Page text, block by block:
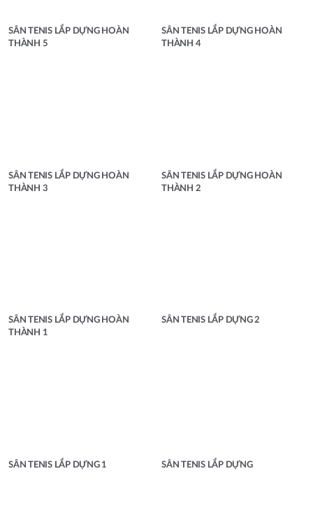
SÂN TENIS LẮP DỰNG HOÀN
THÀNH 5
SÂN TENIS LẮP DỰNG HOÀN
THÀNH 4
SÂN TENIS LẮP DỰNG HOÀN
THÀNH 3
SÂN TENIS LẮP DỰNG HOÀN
THÀNH 2
SÂN TENIS LẮP DỰNG HOÀN
THÀNH 1
SÂN TENIS LẮP DỰNG 2
SÂN TENIS LẮP DỰNG 1 SÂN TENIS LẮP DỰNG